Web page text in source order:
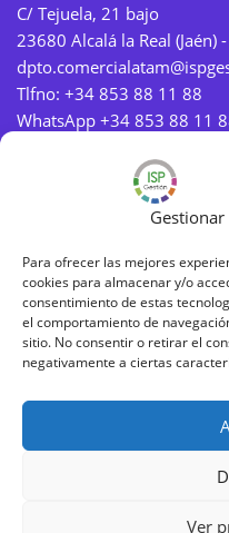
Para ofrecer las mejores
cookies para almacenar y/o
consentimiento de estas
el comportamiento de
sitio. No consentir o retirar el
negativamente a ciertas
Ver
C/ Tejuela, 21 bajo
23680 Alcalá la Real (Jaén)
Tlfno: +34 853 88 11 88
WhatsApp +34 853 88 11
Aviso legal
Política de Cookies
Política de Privacidad